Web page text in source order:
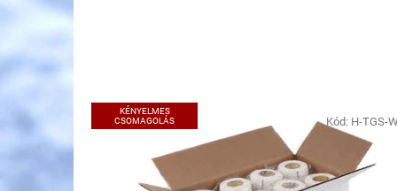
T
e
KÉNYELMES
CSOMAGOLÁS
Kód: H-TGS-